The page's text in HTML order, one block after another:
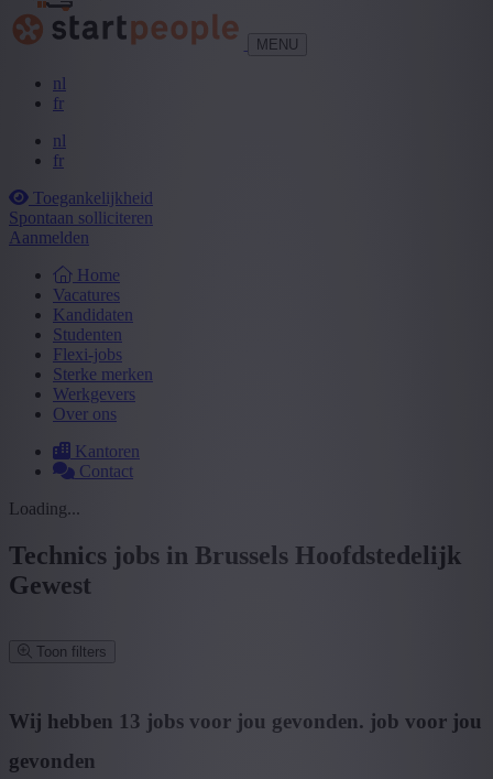
MENU
nl
fr
nl
fr
Toegankelijkheid
Spontaan solliciteren
Aanmelden
Home
Vacatures
Kandidaten
Studenten
Flexi-jobs
Sterke merken
Werkgevers
Over ons
Kantoren
Contact
Loading...
Technics jobs in Brussels Hoofdstedelijk
Gewest
Toon filters
Wij hebben 13 jobs voor jou gevonden. job voor jou
gevonden